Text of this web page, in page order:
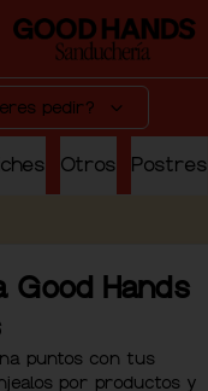
pedir?
Otros Postres
Good Hands
puntos con tus
por productos y